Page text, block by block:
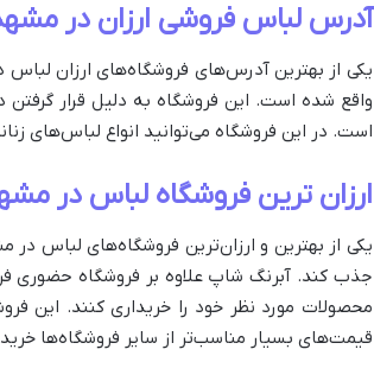
آدرس لباس فروشی ارزان در
واقع شده است. این فروشگاه به دلیل قرار
است. در این فروشگاه می‌توانید انواع لباس‌های
ارزان ترین فروشگاه لباس در
یکی از بهترین و ارزان‌ترین فروشگاه‌های لباس
جذب کند. آبرنگ شاپ علاوه بر فروشگاه حضوری
محصولات مورد نظر خود را خریداری کنند. این
قیمت‌های بسیار مناسب‌تر از سایر فروشگاه‌ها